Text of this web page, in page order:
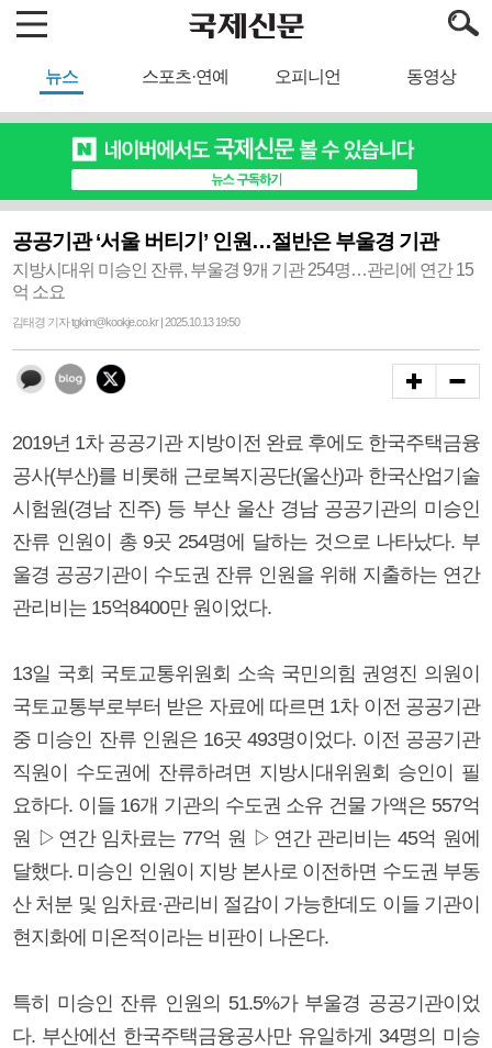
뉴스 스포츠·연예 오피니언 동영상
공공기관 ‘서울 버티기’ 인원…절반은 부울경 기관
지방시대위 미승인 잔류, 부울경 9개 기관 254명…관리에 연간 15
억 소요
김태경 기자 tgkim@kookje.co.kr | 2025.10.13 19:50
2019년 1차 공공기관 지방이전 완료 후에도 한국주택금융
공사(부산)를 비롯해 근로복지공단(울산)과 한국산업기술
시험원(경남 진주) 등 부산 울산 경남 공공기관의 미승인
잔류 인원이 총 9곳 254명에 달하는 것으로 나타났다. 부
울경 공공기관이 수도권 잔류 인원을 위해 지출하는 연간
관리비는 15억8400만 원이었다.
13일 국회 국토교통위원회 소속 국민의힘 권영진 의원이
국토교통부로부터 받은 자료에 따르면 1차 이전 공공기관
중 미승인 잔류 인원은 16곳 493명이었다. 이전 공공기관
직원이 수도권에 잔류하려면 지방시대위원회 승인이 필
요하다. 이들 16개 기관의 수도권 소유 건물 가액은 557억
원 ▷연간 임차료는 77억 원 ▷연간 관리비는 45억 원에
달했다. 미승인 인원이 지방 본사로 이전하면 수도권 부동
산 처분 및 임차료·관리비 절감이 가능한데도 이들 기관이
현지화에 미온적이라는 비판이 나온다.
특히 미승인 잔류 인원의 51.5%가 부울경 공공기관이었
다. 부산에선 한국주택금융공사만 유일하게 34명의 미승